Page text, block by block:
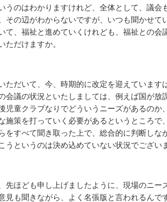
のはわかりますけれど、全体として、議会
の辺がわからないですが、いつも聞かせて
、福祉と進めていくけれども、福祉との会
だけますか。
ただいて、今、時期的に改定を迎えています
議の状況といたしましては、例えば国が放
童クラブなりでどういうニーズがあるのか
策を打っていく必要があるというところで
すべて聞き取った上で、総合的に判断しな
というのは決め込めていない状況でござい
ほども申し上げましたように、現場のニー
も聞きながら、よく名張版と言われるんで